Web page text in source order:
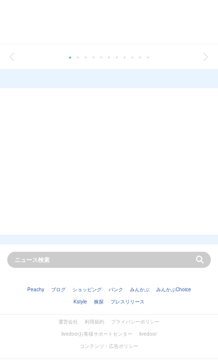
Peachy ブログ ショッピング バンク みんかぶ
みんかぶChoice
Kstyle
株探 プレスリリース
運営会社 利用規約
プライバシーポリシー
livedoorお客様サポートセンター
livedoor
コンテンツ・広告ポリシー